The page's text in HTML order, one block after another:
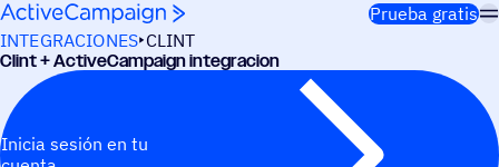
Saltar al contenido
Prueba gratis
INTEGRACIONES CLINT
Clint + ActiveCampaign integracion
Inicia sesión en tu